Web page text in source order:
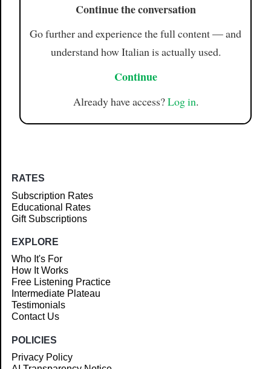
Continue the conversation
Go further and experience the full content — and
understand how Italian is actually used.
Continue
Already have access?Log in.
RATES
Subscription Rates
Educational Rates
Gift Subscriptions
EXPLORE
Who It's For
How It Works
Free Listening Practice
Intermediate Plateau
Testimonials
Contact Us
POLICIES
Privacy Policy